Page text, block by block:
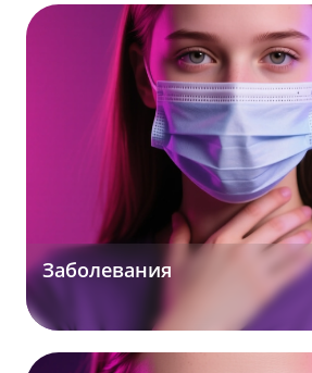
Заболевания